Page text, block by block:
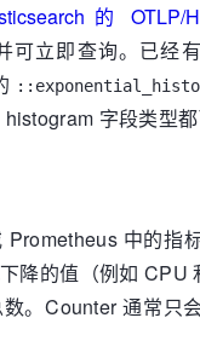
的 OTLP/
可立即查询。已经
字段类型
中的指
降的值（例如 CPU
。Counter 通常只